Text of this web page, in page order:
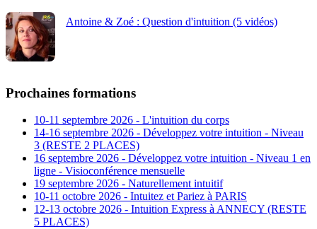
Antoine & Zoé : Question d'intuition (5 vidéos)
Prochaines formations
10-11 septembre 2026 - L'intuition du corps
14-16 septembre 2026 - Développez votre intuition - Niveau
3 (RESTE 2 PLACES)
16 septembre 2026 - Développez votre intuition - Niveau 1 en
ligne - Visioconférence mensuelle
19 septembre 2026 - Naturellement intuitif
10-11 octobre 2026 - Intuitez et Pariez à PARIS
12-13 octobre 2026 - Intuition Express à ANNECY (RESTE
5 PLACES)